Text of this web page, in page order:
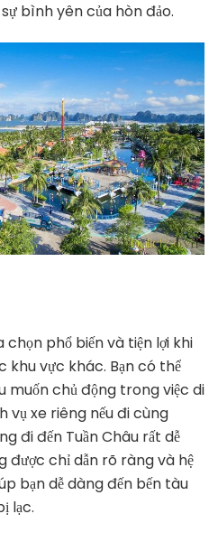
bình yên của hòn đảo.
phổ biến và tiện lợi khi
khu vực khác. Bạn có thể
muốn chủ động trong việc di
vụ xe riêng nếu đi cùng
đi đến Tuần Châu rất dễ
được chỉ dẫn rõ ràng và hệ
bạn dễ dàng đến bến tàu
lạc.